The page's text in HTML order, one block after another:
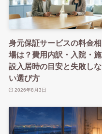
身元保証サービスの料金相
場は？費用内訳・入院・施
設入居時の目安と失敗しな
い選び方
2026年8月3日